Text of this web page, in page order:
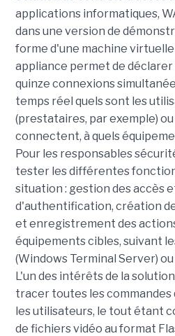
applications informatiques,
dans une version de
forme d'une machine
appliance permet de
quinze connexions
temps réel quels sont les
(prestataires, par exemple)
connectent, à quels
Pour les responsables
tester les différentes
situation : gestion des accès
d'authentification, création
et enregistrement des
équipements cibles, suivant
(Windows Terminal Server) ou
L'un des intérêts de la
tracer toutes les commandes
les utilisateurs, le tout étant
de fichiers vidéo au format